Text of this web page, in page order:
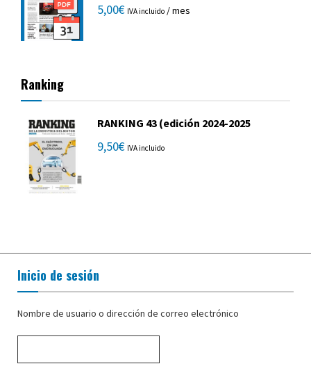
5,00€ IVA incluido / mes
Ranking
RANKING 43 (edición 2024-2025
9,50€ IVA incluido
Inicio de sesión
Nombre de usuario o dirección de correo electrónico